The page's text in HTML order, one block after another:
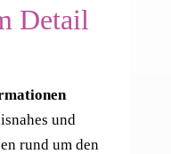
Detail
und
rund um den